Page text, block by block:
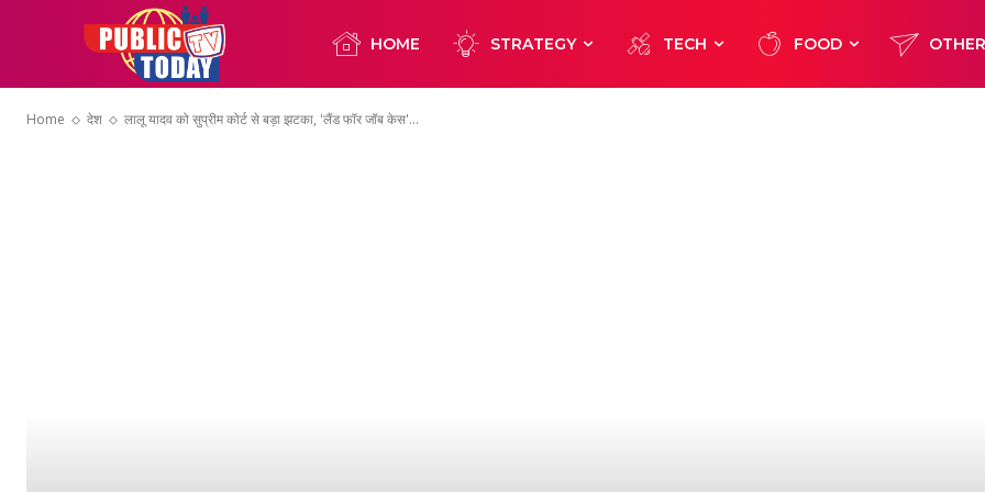
HOME STRATEGY TECH FOOD
Home देश लालू यादव को सुप्रीम कोर्ट से बड़ा झटका, 'लैंड फॉर जॉब केस'...